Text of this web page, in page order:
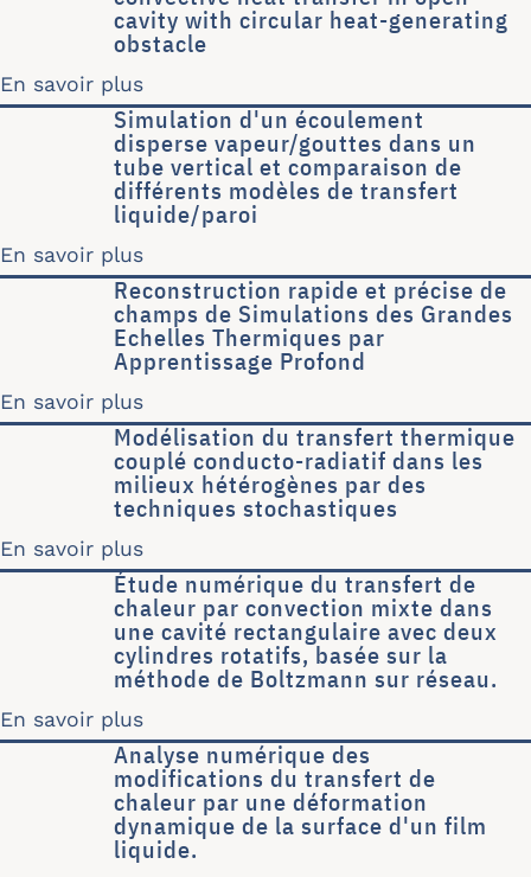
cavity with circular heat-generating
obstacle
En savoir plus
Simulation d'un écoulement
disperse vapeur/gouttes dans un
tube vertical et comparaison de
différents modèles de transfert
liquide/paroi
En savoir plus
Reconstruction rapide et précise de
champs de Simulations des Grandes
Echelles Thermiques par
Apprentissage Profond
En savoir plus
Modélisation du transfert thermique
couplé conducto-radiatif dans les
milieux hétérogènes par des
techniques stochastiques
En savoir plus
Étude numérique du transfert de
chaleur par convection mixte dans
une cavité rectangulaire avec deux
cylindres rotatifs, basée sur la
méthode de Boltzmann sur réseau.
En savoir plus
Analyse numérique des
modifications du transfert de
chaleur par une déformation
dynamique de la surface d'un film
liquide.